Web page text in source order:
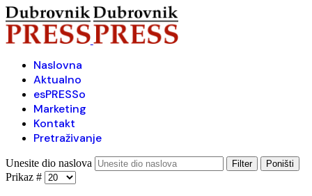
Naslovna
Aktualno
esPRESSo
Marketing
Kontakt
Pretraživanje
Unesite dio naslova Filter Poništi
Prikaz #